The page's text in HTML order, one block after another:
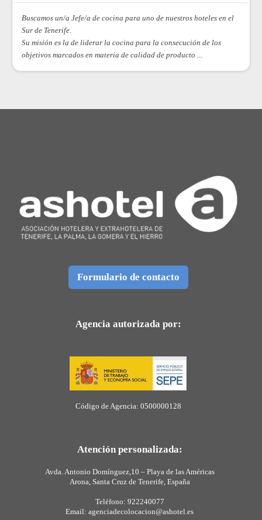
Buscamos un/a Jefe/a de cocina para uno de nuestros hoteles en el
Sur de Tenerife.
Su misión es la de liderar la cocina para la consecución de los
objetivos marcados en materia de calidad de producto ...
Formulario de contacto
Agencia autorizada por:
Código de Agencia: 0500000128
Atención personalizada:
Avda. Antonio Domínguez,10 – Playa de las Américas
Arona, Santa Cruz de Tenerife, España
Teléfono: 922240077
Email: agenciadecolocacion@ashotel.es